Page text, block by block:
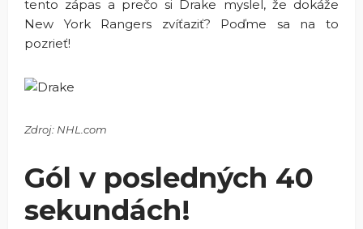
tento zápas a prečo si Drake myslel, že dokáže
New York Rangers zvíťaziť? Poďme sa na to
pozrieť!
Zdroj: NHL.com
Gól v posledných 40
sekundách!